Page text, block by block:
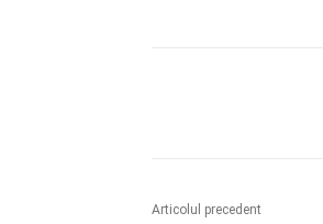
Articolul precedent